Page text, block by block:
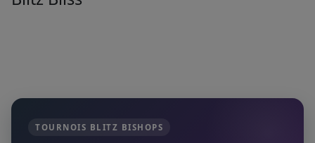
TOURNOIS BLITZ BISHOPS